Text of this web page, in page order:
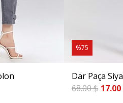
Dar Paça
17.00
68.00 $
%75